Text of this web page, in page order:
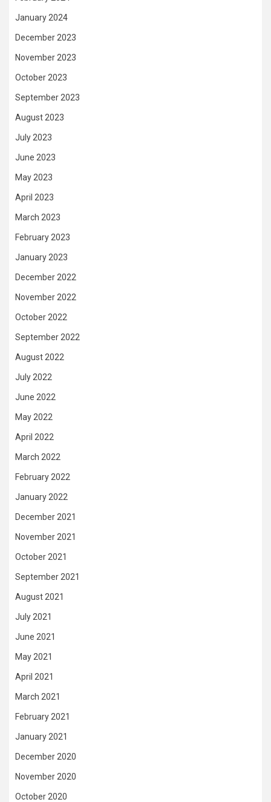
January 2024
December 2023
November 2023
October 2023
September 2023
August 2023
July 2023
June 2023
May 2023
April 2023
March 2023
February 2023
January 2023
December 2022
November 2022
October 2022
September 2022
August 2022
July 2022
June 2022
May 2022
April 2022
March 2022
February 2022
January 2022
December 2021
November 2021
October 2021
September 2021
August 2021
July 2021
June 2021
May 2021
April 2021
March 2021
February 2021
January 2021
December 2020
November 2020
October 2020